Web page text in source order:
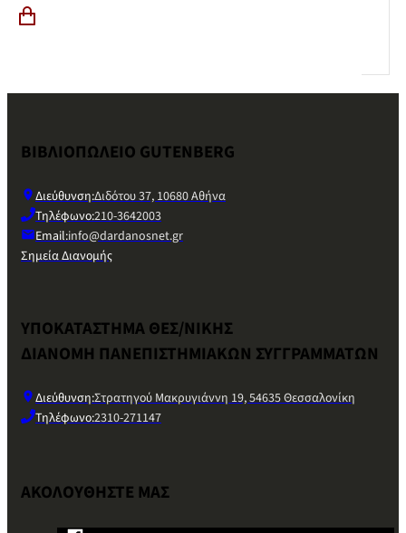
ΒΙΒΛΙΟΠΩΛΕΙΟ GUTENBERG
Διεύθυνση:Διδότου 37, 10680 Αθήνα
Τηλέφωνο:210-3642003
Email:info@dardanosnet.gr
Σημεία Διανομής
ΥΠΟΚΑΤΑΣΤΗΜΑ ΘΕΣ/ΝΙΚΗΣ
ΔΙΑΝΟΜΗ ΠΑΝΕΠΙΣΤΗΜΙΑΚΩΝ ΣΥΓΓΡΑΜΜΑΤΩΝ
Διεύθυνση:Στρατηγού Μακρυγιάννη 19, 54635 Θεσσαλονίκη
Τηλέφωνο:2310-271147
ΑΚΟΛΟΥΘΗΣΤΕ ΜΑΣ